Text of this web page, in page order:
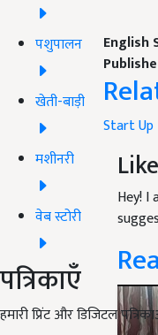
पशुपालन
खेती-बाड़ी
मशीनरी
वेब स्टोरी
पत्रिकाएँ
हमारी प्रिंट और डिजिटल
English
Start Up
Hey! I